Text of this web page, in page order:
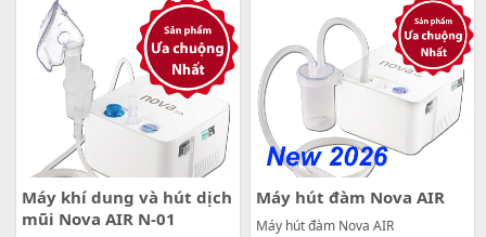
Máy khí dung và hút dịch
mũi Nova AIR N-01
Máy hút đàm Nova AIR
Máy hút đàm Nova AIR